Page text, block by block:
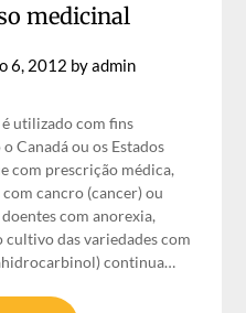
medicinal
6, 2012 byadmin
utilizado com fins
Canadá ou os Estados
com prescrição médica,
cancro (cancer) ou
com anorexia,
cultivo das variedades com
continua…